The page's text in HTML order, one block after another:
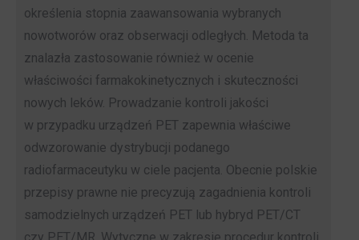
określenia stopnia zaawansowania wybranych
nowotworów oraz obserwacji odległych. Metoda ta
znalazła zastosowanie również w ocenie
właściwości farmakokinetycznych i skuteczności
nowych leków. Prowadzanie kontroli jakości
w przypadku urządzeń PET zapewnia właściwe
odwzorowanie dystrybucji podanego
radiofarmaceutyku w ciele pacjenta. Obecnie polskie
przepisy prawne nie precyzują zagadnienia kontroli
samodzielnych urządzeń PET lub hybryd PET/CT